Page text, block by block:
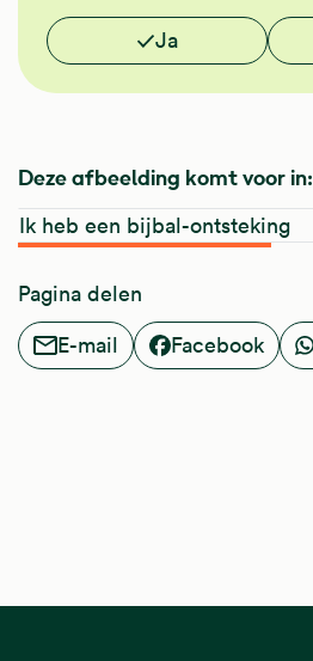
Vond je deze informatie nuttig?
Ja
Deze afbeelding komt voor in:
Ik heb een bijbal-ontsteking
Pagina delen
E-mail
Facebook